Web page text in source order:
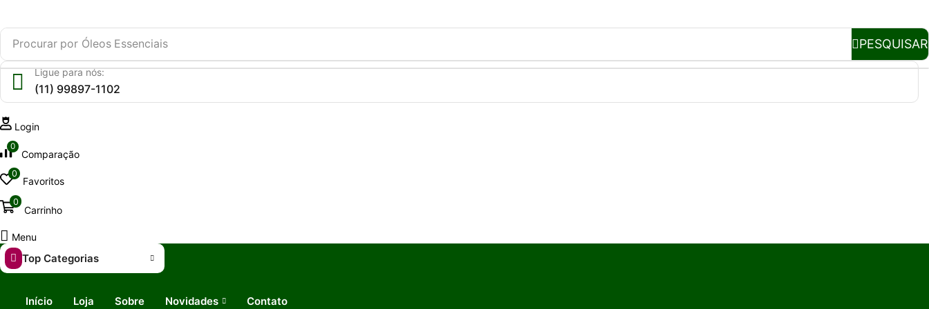
Procurar por Óleos Essenciais PESQUISAR
Ligue para nós:
(11) 99897-1102
Login
0
Comparação
0
Favoritos
0
Carrinho
Menu
Top Categorias
Início Loja Sobre Novidades Contato